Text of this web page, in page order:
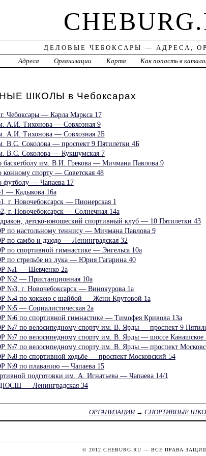
ДЕЛОВЫЕ ЧЕБОКСАРЫ — АДРЕСА,
Адреса
Организации Карта Как попасть в
ШКОЛЫ в Чебоксарах
— Карла Маркса 17
Тихонова — Совхозная 9
Тихонова — Совхозная 2Б
Соколова — проспект 9 Пятилетки 4Б
Соколова — Кукшумская 7
им. В.И. Грекова — Мичмана Павлова 9
спорту — Советская 48
— Чапаева 17
Кадыкова 16а
Новочебоксарск — Пионерская 1
Новочебоксарск — Солнечная 14а
детско-юношеский спортивный клуб — 10 Пятилетки 43
настольному теннису — Мичмана Павлова 9
самбо и дзюдо — Ленинградская 32
спортивной гимнастике — Энгельса 10а
стрельбе из лука — Юрия Гагарина 40
— Шевченко 2а
— Пристанционная 10а
г. Новочебоксарск — Винокурова 1а
по хоккею с шайбой — Жени Крутовой 1а
— Социалистическая 2а
по спортивной гимнастике — Тимофея Кривова 13а
по велосипедному спорту им. В. Ярды — проспект 9
по велосипедному спорту им. В. Ярды — шоссе Канашское
по велосипедному спорту им. В. Ярды — проспект
по спортивной ходьбе — проспект Московский 54
по плаванию — Чапаева 15
подготовки им. А. Игнатьева — Чапаева 14/1
— Ленинградская 34
ОРГАНИЗАЦИИ→ СПОРТИВНЫЕ
© 2012 CHEBURG.RU — ВСЕ ПРАВА